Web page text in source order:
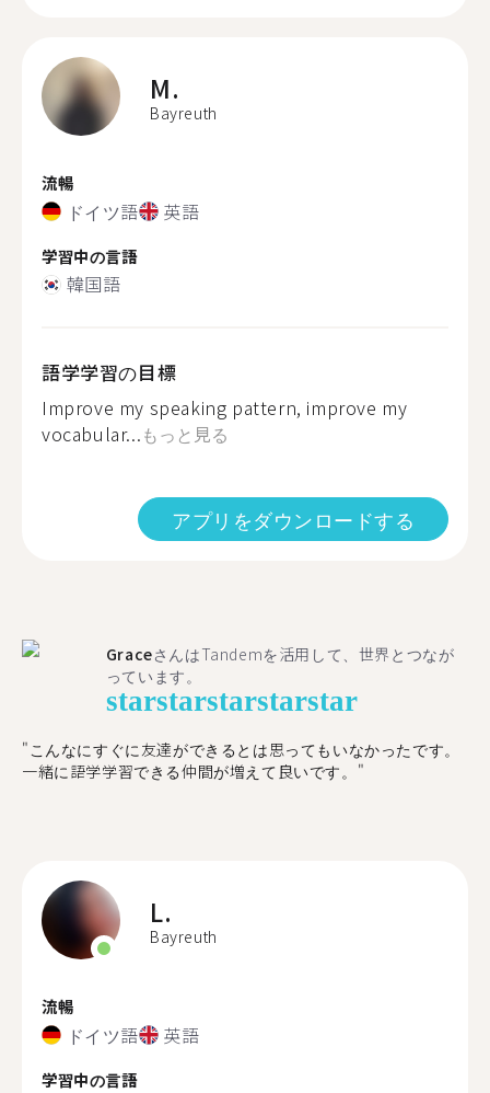
M.
Bayreuth
流暢
ドイツ語 英語
学習中の言語
韓国語
語学学習の目標
Improve my speaking pattern, improve my
vocabular...もっと見る
アプリをダウンロードする
GraceさんはTandemを活用して、世界とつなが
っています。
starstarstarstarstar
"こんなにすぐに友達ができるとは思ってもいなかったです。
一緒に語学学習できる仲間が増えて良いです。"
L.
Bayreuth
流暢
ドイツ語 英語
学習中の言語